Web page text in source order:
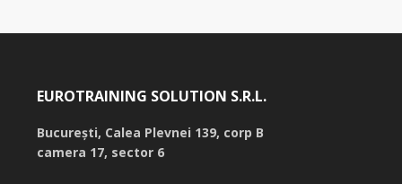
EUROTRAINING SOLUTION S.R.L.
București, Calea Plevnei 139, corp B
camera 17, sector 6